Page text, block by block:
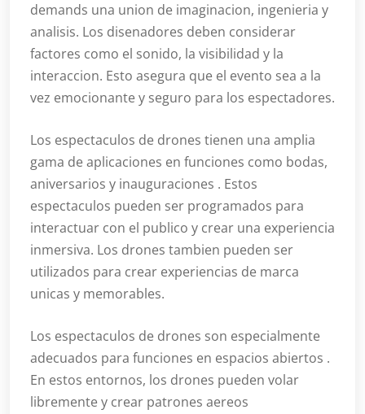
demands una union de imaginacion, ingenieria y
analisis. Los disenadores deben considerar
factores como el sonido, la visibilidad y la
interaccion. Esto asegura que el evento sea a la
vez emocionante y seguro para los espectadores.
Los espectaculos de drones tienen una amplia
gama de aplicaciones en funciones como bodas,
aniversarios y inauguraciones . Estos
espectaculos pueden ser programados para
interactuar con el publico y crear una experiencia
inmersiva. Los drones tambien pueden ser
utilizados para crear experiencias de marca
unicas y memorables.
Los espectaculos de drones son especialmente
adecuados para funciones en espacios abiertos .
En estos entornos, los drones pueden volar
libremente y crear patrones aereos